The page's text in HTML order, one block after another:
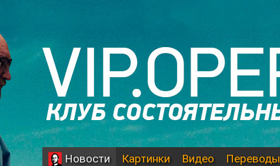
Новости Картинки Видео Переводы